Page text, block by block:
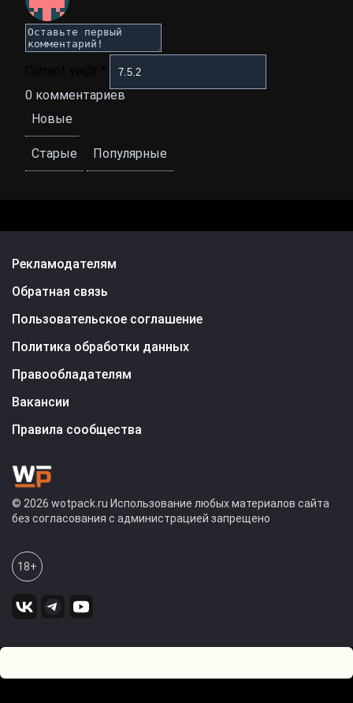
0 комментариев
Новые
Старые Популярные
Рекламодателям
Обратная связь
Пользовательское соглашение
Политика обработки данных
Правообладателям
Вакансии
Правила сообщества
© 2026 wotpack.ru Использование любых материалов сайта
без согласования с администрацией запрещено
18+